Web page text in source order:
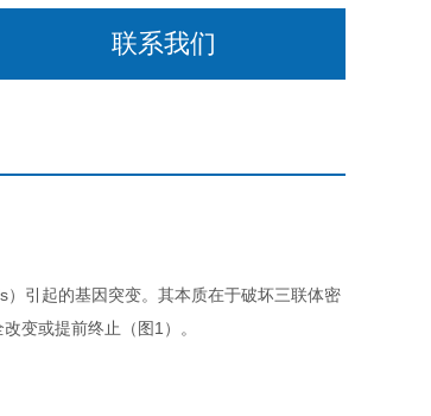
联系我们
）引起的基因突变。其本质在于破坏三联体密
变或提前终止（图1）。